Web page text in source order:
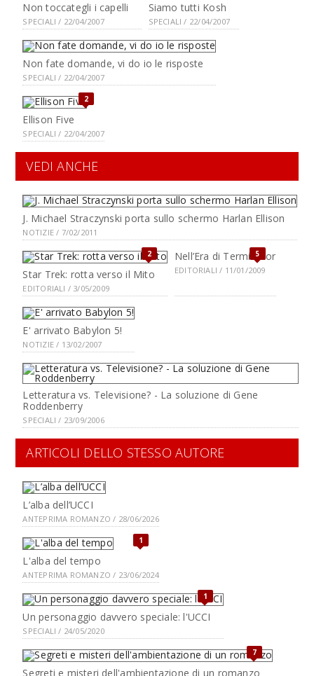
Non toccategli i capelli
SPECIALI / 22/04/2007
Siamo tutti Kosh
SPECIALI / 22/04/2007
Non fate domande, vi do io le risposte
SPECIALI / 22/04/2007
2
Ellison Five
SPECIALI / 22/04/2007
VEDI ANCHE
J. Michael Straczynski porta sullo schermo Harlan Ellison
NOTIZIE / 7/02/2011
2
Star Trek: rotta verso il Mito
EDITORIALI / 3/05/2009
5
Nell’Era di Terminator
EDITORIALI / 11/01/2009
E' arrivato Babylon 5!
NOTIZIE / 13/02/2007
Letteratura vs. Televisione? - La soluzione di Gene
Roddenberry
SPECIALI / 23/09/2006
ARTICOLI DELLO STESSO AUTORE
L’alba dell’UCCI
ANTEPRIMA ROMANZO / 28/06/2026
1
L'alba del tempo
ANTEPRIMA ROMANZO / 23/06/2024
1
Un personaggio davvero speciale: l'UCCI
SPECIALI / 24/05/2020
7
Segreti e misteri dell'ambientazione di un romanzo